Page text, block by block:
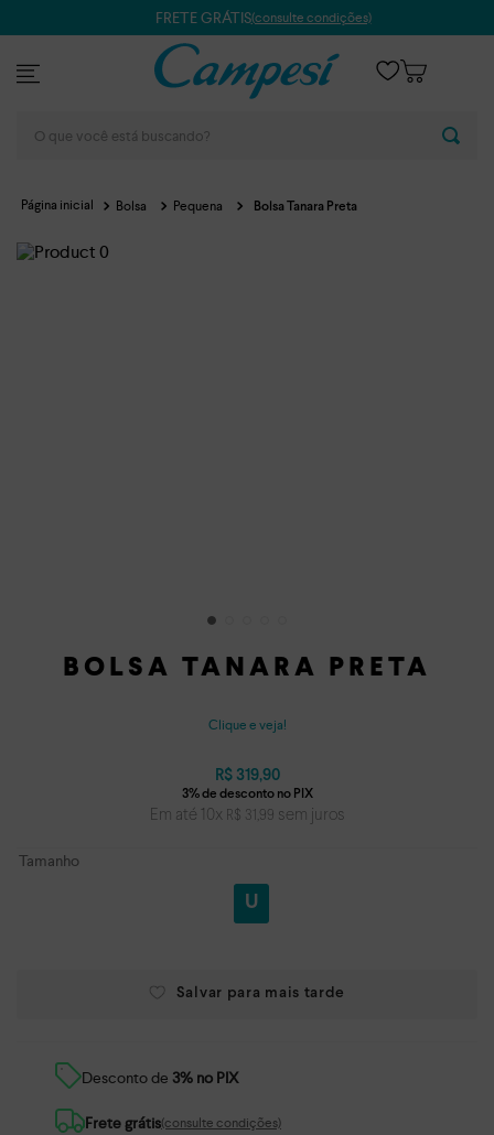
FRETE GRÁTIS(consulte condições)
Bolsa Pequena Bolsa Tanara Preta
BOLSA TANARA PRETA
Clique e veja!
R$ 319,90
Em até 10x R$ 31 ,99 sem juros
Tamanho
U
Desconto de 3% no PIX
Frete grátis(consulte condições)